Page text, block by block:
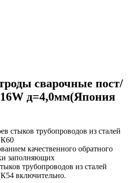
сварочные пост/
д=4,0мм(Япония
стыков трубопроводов из сталей
К60
качественного обратного
заполняющих
трубопроводов из сталей
включительно.